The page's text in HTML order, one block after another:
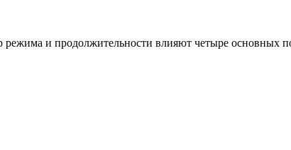
и продолжительности влияют четыре основных